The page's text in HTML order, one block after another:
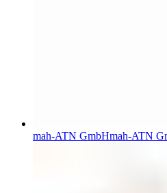
mah-ATN GmbHmah-ATN